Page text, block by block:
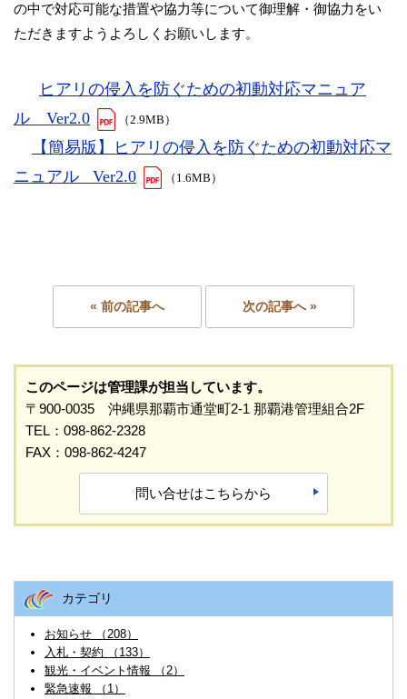
の中で対応可能な措置や協力等について御理解・御協力をい
ただきますようよろしくお願いします。
ヒアリの侵入を防ぐための初動対応マニュア
ル Ver2.0
（2.9MB）
【簡易版】ヒアリの侵入を防ぐための初動対応マ
ニュアル Ver2.0
（1.6MB）
« 前の記事へ 次の記事へ »
このページは管理課が担当しています。
〒900-0035 沖縄県那覇市通堂町2-1 那覇港管理組合2F
TEL：098-862-2328
FAX：098-862-4247
問い合せはこちらから
カテゴリ
お知らせ （208）
入札・契約 （133）
観光・イベント情報 （2）
緊急速報 （1）